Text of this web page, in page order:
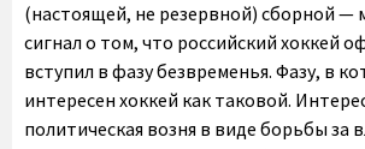
(настоящей, не резервной) сборной
сигнал о том, что российский хоккей
вступил в фазу безвременья. Фазу, в
интересен хоккей как таковой.
политическая возня в виде борьбы за